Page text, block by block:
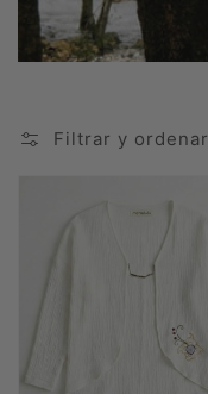
Filtrar y ordenar